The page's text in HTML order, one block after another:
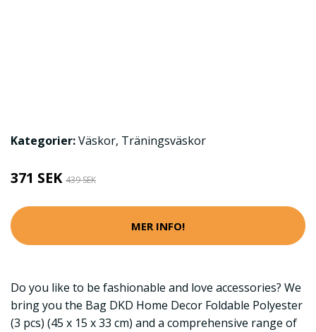
Kategorier:Väskor, Träningsväskor
371 SEK 439 SEK
MER INFO!
Do you like to be fashionable and love accessories? We
bring you the Bag DKD Home Decor Foldable Polyester
(3 pcs) (45 x 15 x 33 cm) and a comprehensive range of